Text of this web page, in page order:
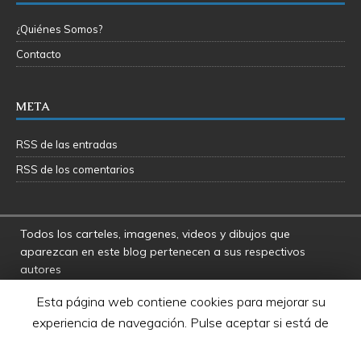
¿Quiénes Somos?
Contacto
META
RSS de las entradas
RSS de los comentarios
Todos los carteles, imagenes, videos y dibujos que
aparezcan en este blog pertenecen a sus respectivos
autores
responsables por las opiniones manifestadas por los
usuarios y colaboradores de este blog
Esta página web contiene cookies para mejorar su
experiencia de navegación. Pulse aceptar si está de